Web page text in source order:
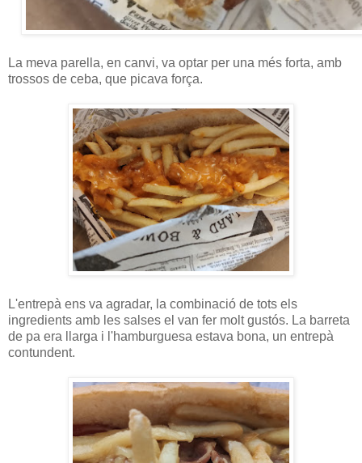
La meva parella, en canvi, va optar per una més forta, amb
trossos de ceba, que picava força.
L'entrepà ens va agradar, la combinació de tots els
ingredients amb les salses el van fer molt gustós. La barreta
de pa era llarga i l'hamburguesa estava bona, un entrepà
contundent.